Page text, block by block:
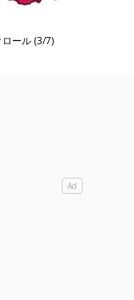
ール (3/7)